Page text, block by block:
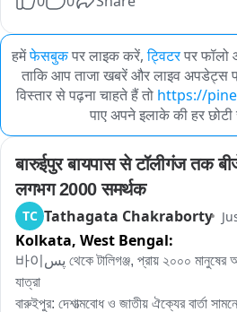
हमेंफेसबुकपर लाइक करें, ट्विटरपर फॉलो
ताकि आप ताजा खबरें और लाइव
विस्तार से पढ़ना चाहते हैं तो https://
पाए अपने इलाके की हर
बारुईपुर बायपास से टॉलीगंज तक
लगभग 2000 समर्थक
TC Tathagata Chakraborty
Kolkata, West Bengal:
바이پس থেকে টালিগঞ্জ, প্রায় ২০০০ মানুষের অংশগ্রহণে বিজেপির বর্ণাঢ্য তিরঙ্গা
যাত্রা
বারুইপুর: দেশাত্মবোধ ও জাতীয় ঐক্যের বার্তা